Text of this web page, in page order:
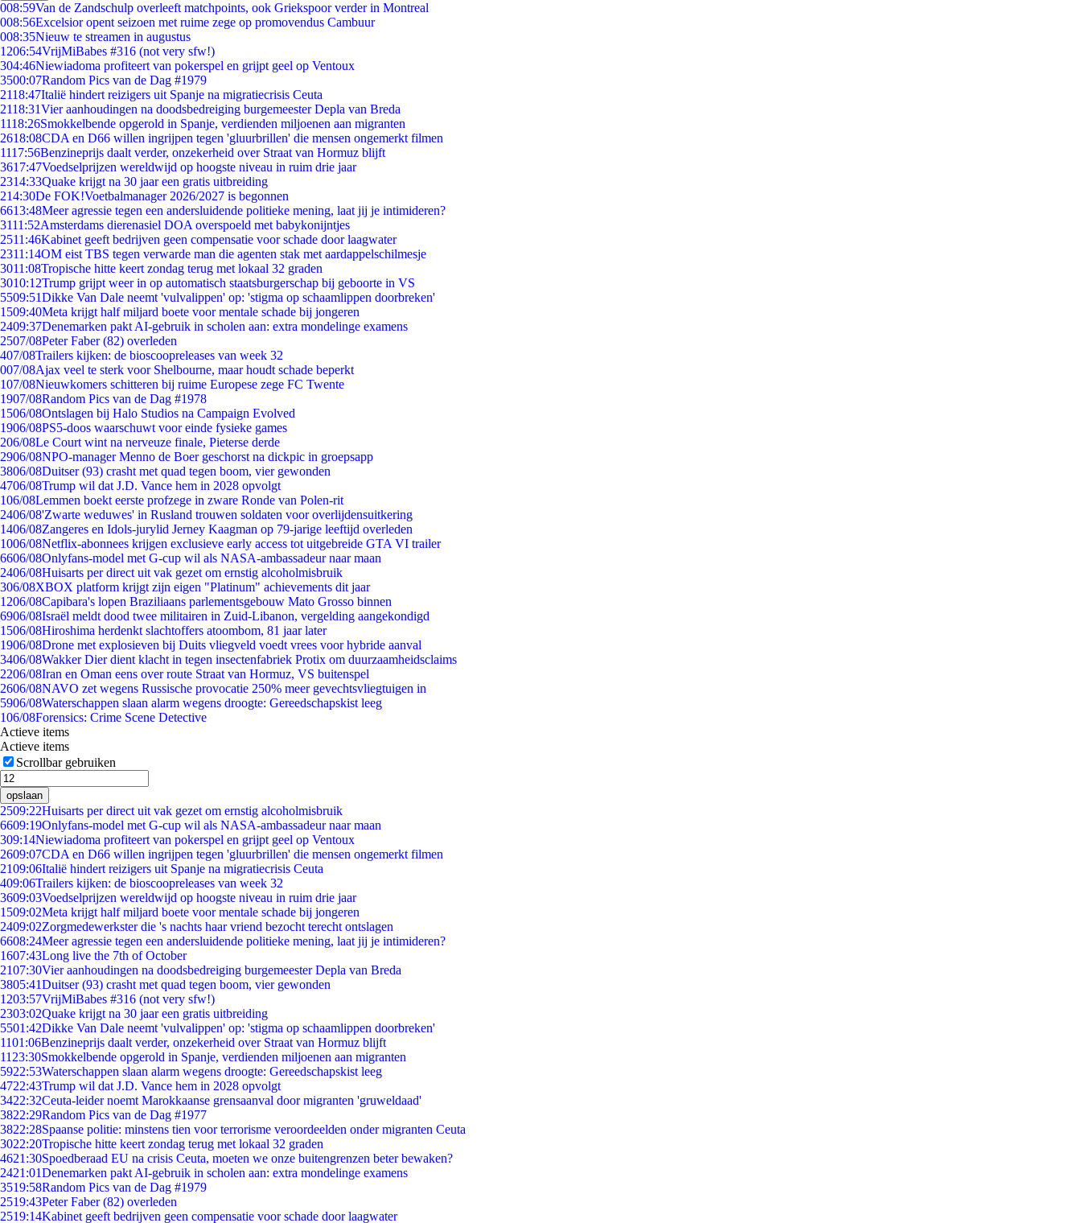
008:59Van de Zandschulp overleeft matchpoints, ook Griekspoor verder in Montreal
008:56Excelsior opent seizoen met ruime zege op promovendus Cambuur
008:35Nieuw te streamen in augustus
1206:54VrijMiBabes #316 (not very sfw!)
304:46Niewiadoma profiteert van pokerspel en grijpt geel op Ventoux
3500:07Random Pics van de Dag #1979
2118:47Italië hindert reizigers uit Spanje na migratiecrisis Ceuta
2118:31Vier aanhoudingen na doodsbedreiging burgemeester Depla van Breda
1118:26Smokkelbende opgerold in Spanje, verdienden miljoenen aan migranten
2618:08CDA en D66 willen ingrijpen tegen 'gluurbrillen' die mensen ongemerkt filmen
1117:56Benzineprijs daalt verder, onzekerheid over Straat van Hormuz blijft
3617:47Voedselprijzen wereldwijd op hoogste niveau in ruim drie jaar
2314:33Quake krijgt na 30 jaar een gratis uitbreiding
214:30De FOK!Voetbalmanager 2026/2027 is begonnen
6613:48Meer agressie tegen een andersluidende politieke mening, laat jij je intimideren?
3111:52Amsterdams dierenasiel DOA overspoeld met babykonijntjes
2511:46Kabinet geeft bedrijven geen compensatie voor schade door laagwater
2311:14OM eist TBS tegen verwarde man die agenten stak met aardappelschilmesje
3011:08Tropische hitte keert zondag terug met lokaal 32 graden
3010:12Trump grijpt weer in op automatisch staatsburgerschap bij geboorte in VS
5509:51Dikke Van Dale neemt 'vulvalippen' op: 'stigma op schaamlippen doorbreken'
1509:40Meta krijgt half miljard boete voor mentale schade bij jongeren
2409:37Denemarken pakt AI-gebruik in scholen aan: extra mondelinge examens
2507/08Peter Faber (82) overleden
407/08Trailers kijken: de bioscoopreleases van week 32
007/08Ajax veel te sterk voor Shelbourne, maar houdt schade beperkt
107/08Nieuwkomers schitteren bij ruime Europese zege FC Twente
1907/08Random Pics van de Dag #1978
1506/08Ontslagen bij Halo Studios na Campaign Evolved
1906/08PS5-doos waarschuwt voor einde fysieke games
206/08Le Court wint na nerveuze finale, Pieterse derde
2906/08NPO-manager Menno de Boer geschorst na dickpic in groepsapp
3806/08Duitser (93) crasht met quad tegen boom, vier gewonden
4706/08Trump wil dat J.D. Vance hem in 2028 opvolgt
106/08Lemmen boekt eerste profzege in zware Ronde van Polen-rit
2406/08'Zwarte weduwes' in Rusland trouwen soldaten voor overlijdensuitkering
1406/08Zangeres en Idols-jurylid Jerney Kaagman op 79-jarige leeftijd overleden
1006/08Netflix-abonnees krijgen exclusieve early access tot uitgebreide GTA VI trailer
6606/08Onlyfans-model met G-cup wil als NASA-ambassadeur naar maan
2406/08Huisarts per direct uit vak gezet om ernstig alcoholmisbruik
306/08XBOX platform krijgt zijn eigen "Platinum" achievements dit jaar
1206/08Capibara's lopen Braziliaans parlementsgebouw Mato Grosso binnen
6906/08Israël meldt dood twee militairen in Zuid-Libanon, vergelding aangekondigd
1506/08Hiroshima herdenkt slachtoffers atoombom, 81 jaar later
1906/08Drone met explosieven bij Duits vliegveld voedt vrees voor hybride aanval
3406/08Wakker Dier dient klacht in tegen insectenfabriek Protix om duurzaamheidsclaims
2206/08Iran en Oman eens over route Straat van Hormuz, VS buitenspel
2606/08NAVO zet wegens Russische provocatie 250% meer gevechtsvliegtuigen in
5906/08Waterschappen slaan alarm wegens droogte: Gereedschapskist leeg
106/08Forensics: Crime Scene Detective
Actieve items
Actieve items
Scrollbar gebruiken
opslaan
2509:22Huisarts per direct uit vak gezet om ernstig alcoholmisbruik
6609:19Onlyfans-model met G-cup wil als NASA-ambassadeur naar maan
309:14Niewiadoma profiteert van pokerspel en grijpt geel op Ventoux
2609:07CDA en D66 willen ingrijpen tegen 'gluurbrillen' die mensen ongemerkt filmen
2109:06Italië hindert reizigers uit Spanje na migratiecrisis Ceuta
409:06Trailers kijken: de bioscoopreleases van week 32
3609:03Voedselprijzen wereldwijd op hoogste niveau in ruim drie jaar
1509:02Meta krijgt half miljard boete voor mentale schade bij jongeren
2409:02Zorgmedewerkster die 's nachts haar vriend bezocht terecht ontslagen
6608:24Meer agressie tegen een andersluidende politieke mening, laat jij je intimideren?
1607:43Long live the 7th of October
2107:30Vier aanhoudingen na doodsbedreiging burgemeester Depla van Breda
3805:41Duitser (93) crasht met quad tegen boom, vier gewonden
1203:57VrijMiBabes #316 (not very sfw!)
2303:02Quake krijgt na 30 jaar een gratis uitbreiding
5501:42Dikke Van Dale neemt 'vulvalippen' op: 'stigma op schaamlippen doorbreken'
1101:06Benzineprijs daalt verder, onzekerheid over Straat van Hormuz blijft
11 23:30Smokkelbende opgerold in Spanje, verdienden miljoenen aan migranten
5922:53Waterschappen slaan alarm wegens droogte: Gereedschapskist leeg
4722:43Trump wil dat J.D. Vance hem in 2028 opvolgt
3422:32Ceuta-leider noemt Marokkaanse grensaanval door migranten 'gruweldaad'
3822:29Random Pics van de Dag #1977
3822:28Spaanse politie: minstens tien voor terrorisme veroordeelden onder migranten Ceuta
3022:20Tropische hitte keert zondag terug met lokaal 32 graden
4621:30Spoedberaad EU na crisis Ceuta, moeten we onze buitengrenzen beter bewaken?
2421:01Denemarken pakt AI-gebruik in scholen aan: extra mondelinge examens
3519:58Random Pics van de Dag #1979
2519:43Peter Faber (82) overleden
2519:14Kabinet geeft bedrijven geen compensatie voor schade door laagwater